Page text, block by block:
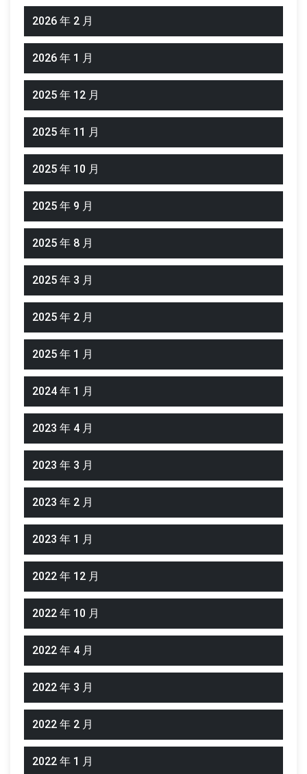
2026 年 2 月
2026 年 1 月
2025 年 12 月
2025 年 11 月
2025 年 10 月
2025 年 9 月
2025 年 8 月
2025 年 3 月
2025 年 2 月
2025 年 1 月
2024 年 1 月
2023 年 4 月
2023 年 3 月
2023 年 2 月
2023 年 1 月
2022 年 12 月
2022 年 10 月
2022 年 4 月
2022 年 3 月
2022 年 2 月
2022 年 1 月